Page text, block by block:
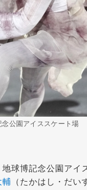
公園アイススケート場
球博記念公園アイ
（たかはし・だ